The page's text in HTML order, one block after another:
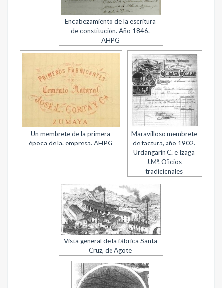
Encabezamiento de la escritura
de constitución. Año 1846.
AHPG
Un membrete de la primera
época de la. empresa. AHPG
Maravilloso membrete
de factura, año 1902.
Urdangarin C. e Izaga
J.Mª. Oficios
tradicionales
Vista general de la fábrica Santa
Cruz, de Agote